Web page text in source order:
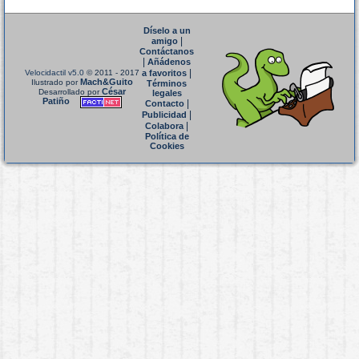
Velocidactil v5.0 © 2011 - 2017
Ilustrado porMach&Guito
Desarrollado porCésar
Patiño
Díselo a un
amigo|
Contáctanos
Añádenos
a favoritos
Términos
legales
Contacto|
Publicidad
Colabora|
Política de
Cookies